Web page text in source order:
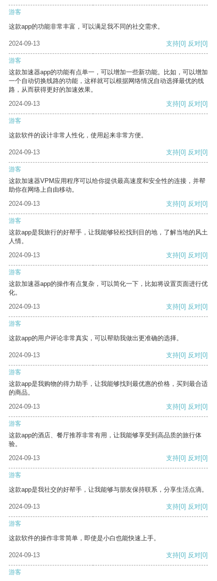
游客
这款app的功能非常丰富，可以满足我不同的社交需求。
2024-09-13 支持[0] 反对[0]
游客
这款加速器app的功能有点单一，可以增加一些新功能。比如，可以增加
一个自动切换线路的功能，这样就可以根据网络情况自动选择最优的线
路，从而获得更好的加速效果。
2024-09-13
支持[0] 反对[0]
游客
这款软件的设计非常人性化，使用起来非常方便。
2024-09-13 支持[0] 反对[0]
游客
这款加速器VPM应用程序可以给你提供最高速度和安全性的连接，并帮
助你在网络上自由移动。
2024-09-13
支持[0] 反对[0]
游客
这款app是我旅行的好帮手，让我能够轻松找到目的地，了解当地的风土
人情。
2024-09-13
支持[0] 反对[0]
游客
这款加速器app的操作有点复杂，可以简化一下，比如将设置页面进行优
化。
2024-09-13
支持[0] 反对[0]
游客
这款app的用户评论非常真实，可以帮助我做出更准确的选择。
2024-09-13 支持[0] 反对[0]
游客
这款app是我购物的得力助手，让我能够找到最优惠的价格，买到最合适
的商品。
2024-09-13
支持[0] 反对[0]
游客
这款app的酒店、餐厅推荐非常有用，让我能够享受到高品质的旅行体
验。
2024-09-13
支持[0] 反对[0]
游客
这款app是我社交的好帮手，让我能够与朋友保持联系，分享生活点滴。
2024-09-13 支持[0] 反对[0]
游客
这款软件的操作非常简单，即使是小白也能快速上手。
2024-09-13 支持[0] 反对[0]
游客